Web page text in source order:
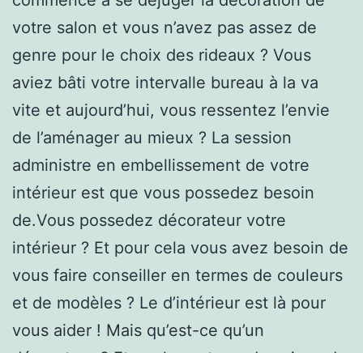
votre salon et vous n’avez pas assez de
genre pour le choix des rideaux ? Vous
aviez bâti votre intervalle bureau à la va
vite et aujourd’hui, vous ressentez l’envie
de l’aménager au mieux ? La session
administre en embellissement de votre
intérieur est que vous possedez besoin
de.Vous possedez décorateur votre
intérieur ? Et pour cela vous avez besoin de
vous faire conseiller en termes de couleurs
et de modèles ? Le d’intérieur est là pour
vous aider ! Mais qu’est-ce qu’un